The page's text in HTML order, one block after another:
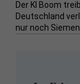
Der KI Boom
Deutschland
nur noch